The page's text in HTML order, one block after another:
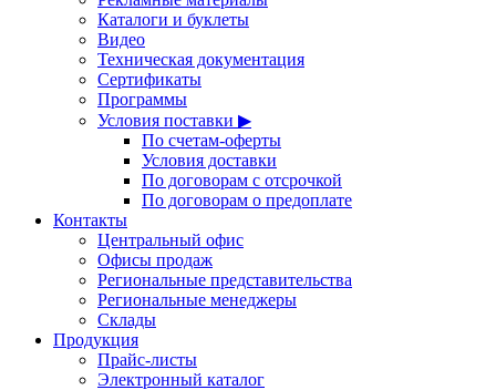
Каталоги и буклеты
Видео
Техническая документация
Сертификаты
Программы
Условия поставки ▶
По счетам-оферты
Условия доставки
По договорам с отсрочкой
По договорам о предоплате
Контакты
Центральный офис
Офисы продаж
Региональные представительства
Региональные менеджеры
Склады
Продукция
Прайс-листы
Электронный каталог